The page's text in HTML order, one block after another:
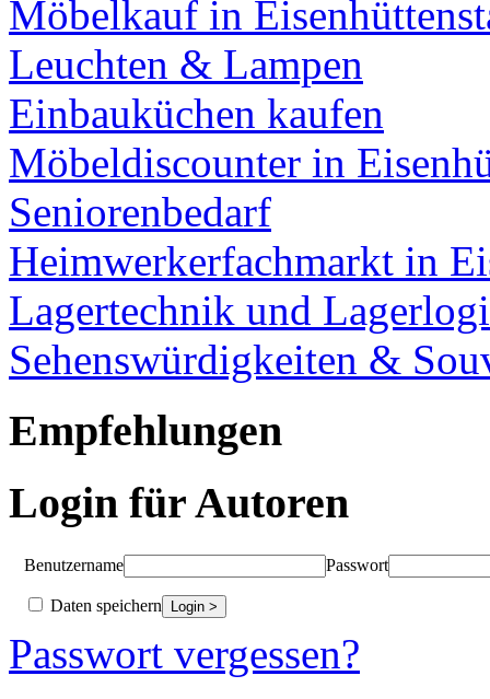
Möbelkauf in
Leuchten & Lampen
Einbauküchen kaufen
Möbeldiscounter in
Seniorenbedarf
Heimwerkerfachmarkt in
Lagertechnik und
Sehenswürdigkeiten &
Empfehlungen
Login für Autoren
Benutzername Passwort
Daten speichern
Passwort vergessen?